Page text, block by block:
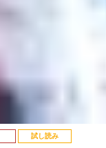
試し読み